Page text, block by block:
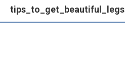
tips_to_get_beautiful_legs